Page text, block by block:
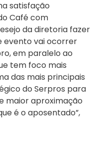
satisfação
Café com
da diretoria fazer
evento vai ocorrer
em paralelo ao
tem foco mais
das mais principais
do Serpros para
maior aproximação
é o aposentado”,